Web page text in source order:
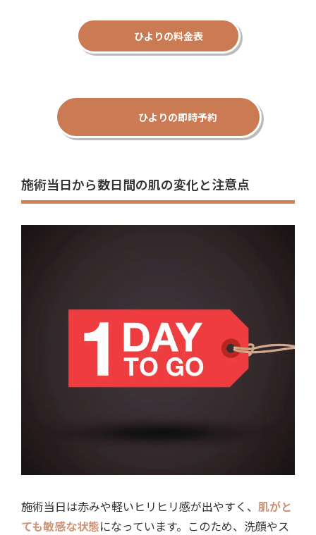
ひよりの料金表
ひよりの即時予約
施術当日から数日間の肌の変化と注意点
施術当日は赤みや軽いヒリヒリ感が出やすく、 肌がと
ても敏感な状態になっています。このため、洗顔やス